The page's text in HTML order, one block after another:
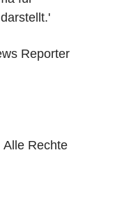
Reporter
Alle Rechte